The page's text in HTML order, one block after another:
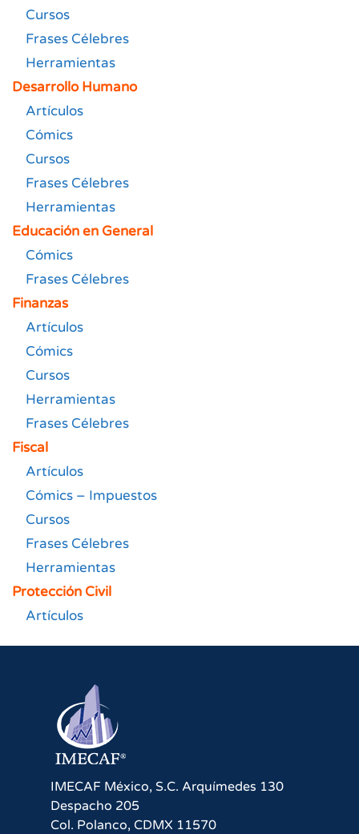
Cursos
Frases Célebres
Herramientas
Desarrollo Humano
Artículos
Cómics
Cursos
Frases Célebres
Herramientas
Educación en General
Cómics
Frases Célebres
Finanzas
Artículos
Cómics
Cursos
Herramientas
Frases Célebres
Fiscal
Artículos
Cómics – Impuestos
Cursos
Frases Célebres
Herramientas
Protección Civil
Artículos
IMECAF México, S.C. Arquímedes 130
Despacho 205
Col. Polanco, CDMX 11570